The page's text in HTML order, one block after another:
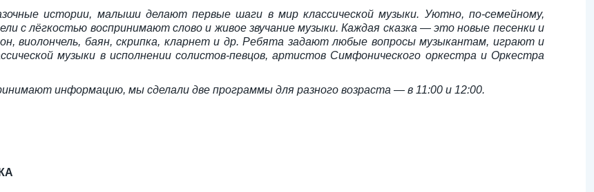
истории, малыши делают первые шаги в мир классической музыки. Уютно, по-семейному,
с лёгкостью воспринимают слово и живое звучание музыки. Каждая сказка — это новые песенки и
виолончель, баян, скрипка, кларнет и др. Ребята задают любые вопросы музыкантам, играют и
музыки в исполнении солистов-певцов, артистов Симфонического оркестра и Оркестра
информацию, мы сделали две программы для разного возраста — в 11:00 и 12:00.